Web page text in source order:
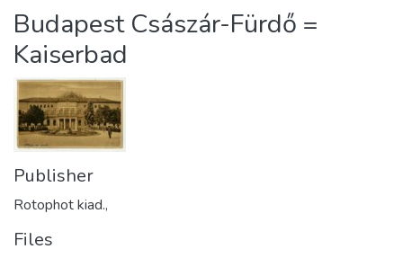
Statistics
About us
Budapest Császár-Fürdő =
Kaiserbad
Publisher
Rotophot kiad.,
Files